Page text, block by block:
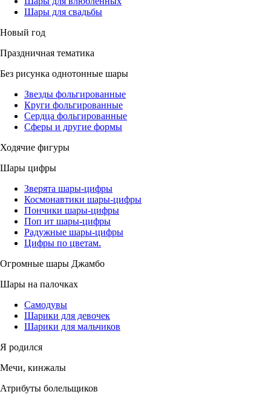
Шары для свадьбы
Новый год
Праздничная тематика
Без рисунка однотонные шары
Звезды фольгированные
Круги фольгированные
Сердца фольгированные
Сферы и другие формы
Ходячие фигуры
Шары цифры
Зверята шары-цифры
Космонавтики шары-цифры
Пончики шары-цифры
Поп ит шары-цифры
Радужные шары-цифры
Цифры по цветам.
Огромные шары Джамбо
Шары на палочках
Самодувы
Шарики для девочек
Шарики для мальчиков
Я родился
Мечи, кинжалы
Атрибуты болельщиков